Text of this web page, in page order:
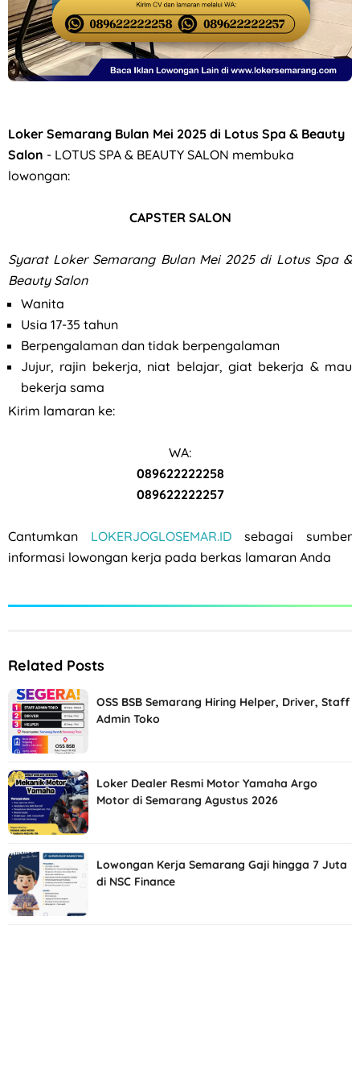
Loker Solo Raya Minimal Lulusan SMK di Niagara Kosmetik
Loker Semarang Bulan Mei 2025 di Lotus Spa & Beauty
Salon - LOTUS SPA & BEAUTY SALON membuka
lowongan:
CAPSTER SALON
Syarat Loker Semarang Bulan Mei 2025 di Lotus Spa &
Beauty Salon
Wanita
Usia 17-35 tahun
Berpengalaman dan tidak berpengalaman
Jujur, rajin bekerja, niat belajar, giat bekerja & mau
bekerja sama
Kirim lamaran ke:
WA:
089622222258
089622222257
Cantumkan LOKERJOGLOSEMAR.ID sebagai sumber
informasi lowongan kerja pada berkas lamaran Anda
Related Posts
OSS BSB Semarang Hiring Helper, Driver, Staff
Admin Toko
Loker Dealer Resmi Motor Yamaha Argo
Motor di Semarang Agustus 2026
Lowongan Kerja Semarang Gaji hingga 7 Juta
di NSC Finance